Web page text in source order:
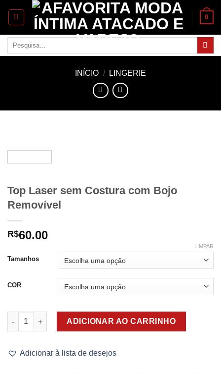
0
Pesquisar
INÍCIO / LINGERIE
Top Laser sem Costura com Bojo
Removível
R$60.00
Tamanhos
COR
LIMPAR
Top Laser sem Costura com Bojo Removível quantidade
ADICIONAR AO CARRINHO
Adicionar à lista de desejos